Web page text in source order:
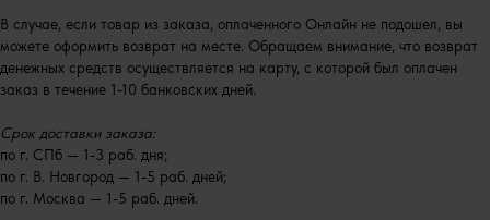
В случае, если товар из заказа, оплаченного Онлайн не подошел, вы
можете оформить возврат на месте. Обращаем внимание, что возврат
денежных средств осуществляется на карту, с которой был оплачен
заказ в течение 1-10 банковских дней.
Срок доставки заказа:
по г. СПб — 1-3 раб. дня;
по г. В. Новгород — 1-5 раб. дней;
по г. Москва — 1-5 раб. дней.